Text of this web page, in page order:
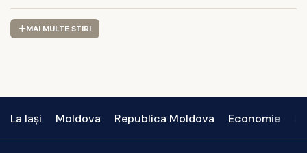
MAI MULTE STIRI
La Iași Moldova Republica Moldova Economie